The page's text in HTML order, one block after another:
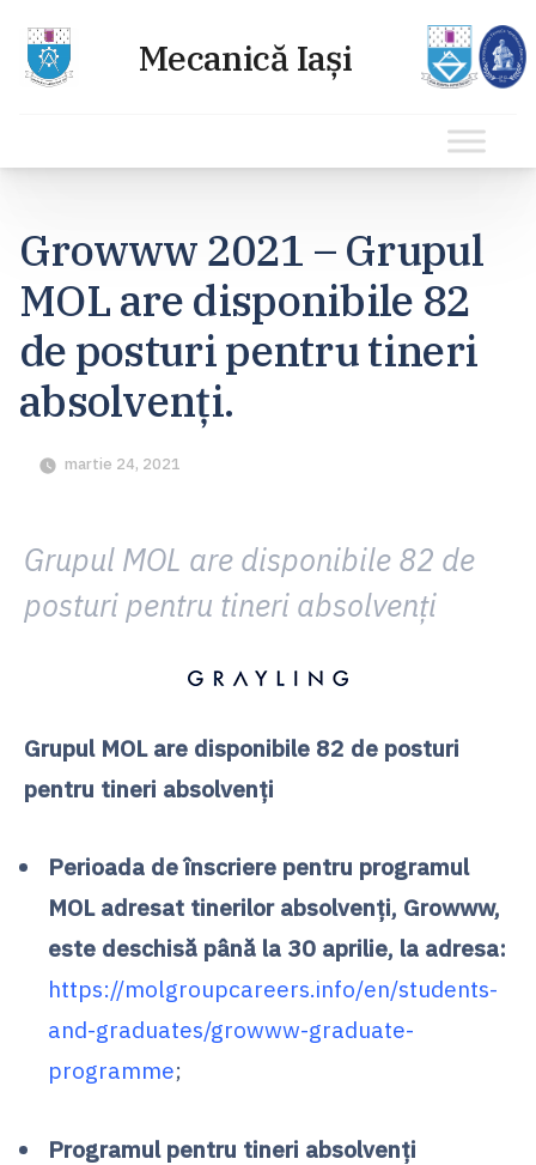
conținut
Growww 2021 – Grupul
MOL are disponibile 82
de posturi pentru tineri
absolvenți.
martie 24, 2021
Grupul MOL are disponibile 82 de
posturi pentru tineri absolvenți
Grupul MOL are disponibile 82 de posturi
pentru tineri absolvenți
Perioada de înscriere pentru programul
MOL adresat tinerilor absolvenți, Growww,
este deschisă până la 30 aprilie, la adresa:
https://molgroupcareers.info/en/students-
and-graduates/growww-graduate-
programme;
Programul pentru tineri absolvenți